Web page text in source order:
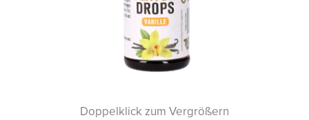
Doppelklick zum Vergrößern